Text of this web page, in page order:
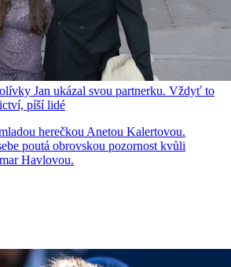
Jan ukázal svou partnerku. Vždyť to
píší lidé
herečkou Anetou Kalertovou.
poutá obrovskou pozornost kvůli
Havlovou.